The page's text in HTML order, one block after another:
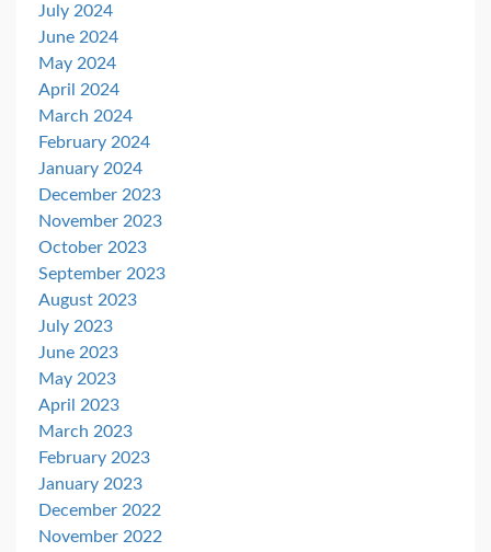
July 2024
June 2024
May 2024
April 2024
March 2024
February 2024
January 2024
December 2023
November 2023
October 2023
September 2023
August 2023
July 2023
June 2023
May 2023
April 2023
March 2023
February 2023
January 2023
December 2022
November 2022